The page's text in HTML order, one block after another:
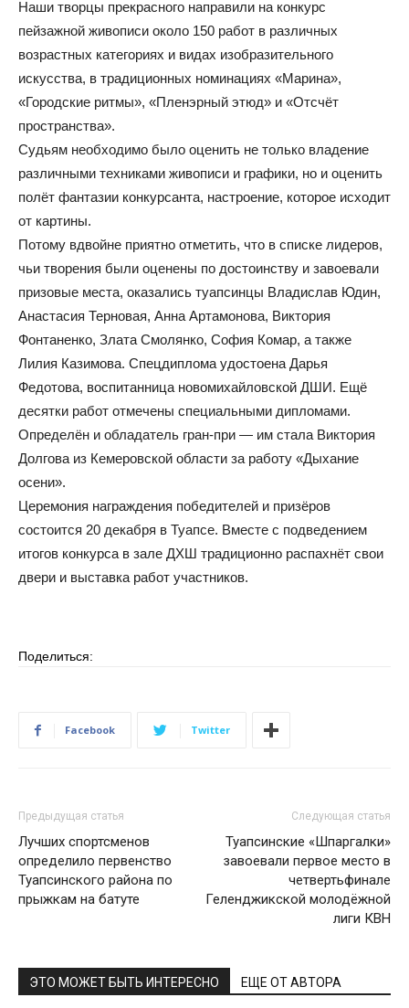
Наши творцы прекрасного направили на конкурс
пейзажной живописи около 150 работ в различных
возрастных категориях и видах изобразительного
искусства, в традиционных номинациях «Марина»,
«Городские ритмы», «Пленэрный этюд» и «Отсчёт
пространства».
Судьям необходимо было оценить не только владение
различными техниками живописи и графики, но и оценить
полёт фантазии конкурсанта, настроение, которое исходит
от картины.
Потому вдвойне приятно отметить, что в списке лидеров,
чьи творения были оценены по достоинству и завоевали
призовые места, оказались туапсинцы Владислав Юдин,
Анастасия Терновая, Анна Артамонова, Виктория
Фонтаненко, Злата Смолянко, София Комар, а также
Лилия Казимова. Спецдиплома удостоена Дарья
Федотова, воспитанница новомихайловской ДШИ. Ещё
десятки работ отмечены специальными дипломами.
Определён и обладатель гран-при — им стала Виктория
Долгова из Кемеровской области за работу «Дыхание
осени».
Церемония награждения победителей и призёров
состоится 20 декабря в Туапсе. Вместе с подведением
итогов конкурса в зале ДХШ традиционно распахнёт свои
двери и выставка работ участников.
Поделиться:
Facebook Twitter
Предыдущая статья
Лучших спортсменов
определило первенство
Туапсинского района по
прыжкам на батуте
Следующая статья
Туапсинские «Шпаргалки»
завоевали первое место в
четвертьфинале
Геленджикской молодёжной
лиги КВН
ЭТО МОЖЕТ БЫТЬ ИНТЕРЕСНО ЕЩЕ ОТ АВТОРА